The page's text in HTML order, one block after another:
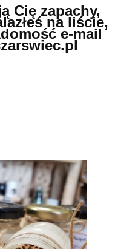
Cię zapachy,
na liście,
e-mail